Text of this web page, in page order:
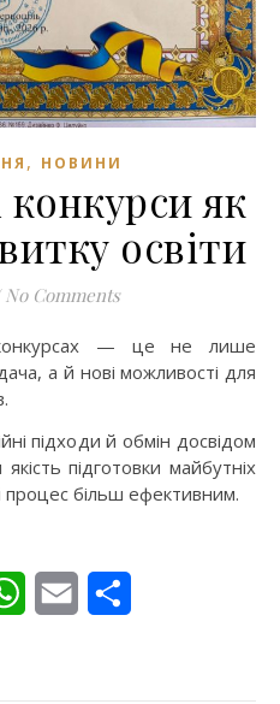
, НОВИНИ
як
освіти
No Comments
а й нові можливості для
підходи й обмін досвідом
підготовки майбутніх
процес більш ефективним.
WhatsApp
Email